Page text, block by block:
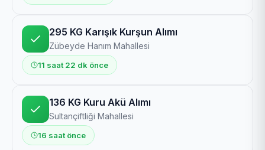
295 KG Karışık Kurşun Alımı
Zübeyde Hanım Mahallesi
11 saat 22 dk önce
136 KG Kuru Akü Alımı
Sultançiftliği Mahallesi
16 saat önce